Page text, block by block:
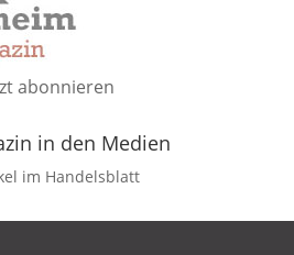
abonnieren
in den Medien
im Handelsblatt